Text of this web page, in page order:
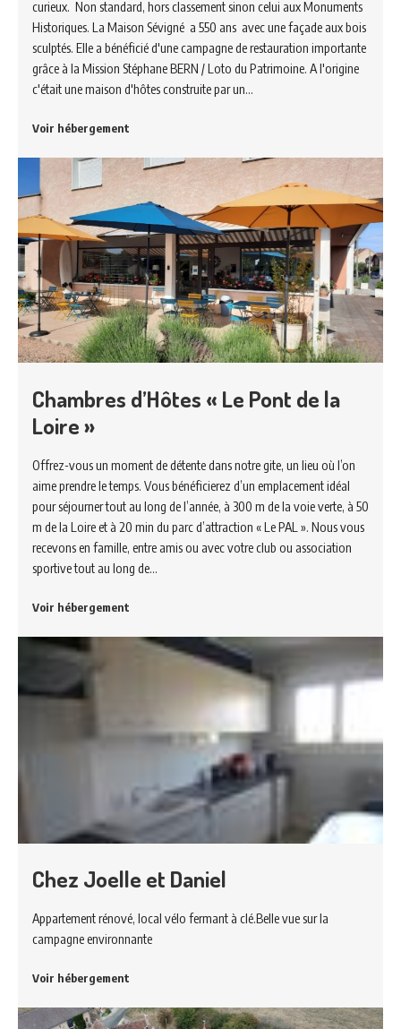
curieux. Non standard, hors classement sinon celui aux Monuments
Historiques. La Maison Sévigné a 550 ans avec une façade aux bois
sculptés. Elle a bénéficié d'une campagne de restauration importante
grâce à la Mission Stéphane BERN / Loto du Patrimoine. A l'origine
c'était une maison d'hôtes construite par un…
Voir hébergement
Chambres d’Hôtes « Le Pont de la
Loire »
Offrez-vous un moment de détente dans notre gite, un lieu où l’on
aime prendre le temps. Vous bénéficierez d’un emplacement idéal
pour séjourner tout au long de l’année, à 300 m de la voie verte, à 50
m de la Loire et à 20 min du parc d’attraction « Le PAL ». Nous vous
recevons en famille, entre amis ou avec votre club ou association
sportive tout au long de…
Voir hébergement
Chez Joelle et Daniel
Appartement rénové, local vélo fermant à clé.Belle vue sur la
campagne environnante
Voir hébergement